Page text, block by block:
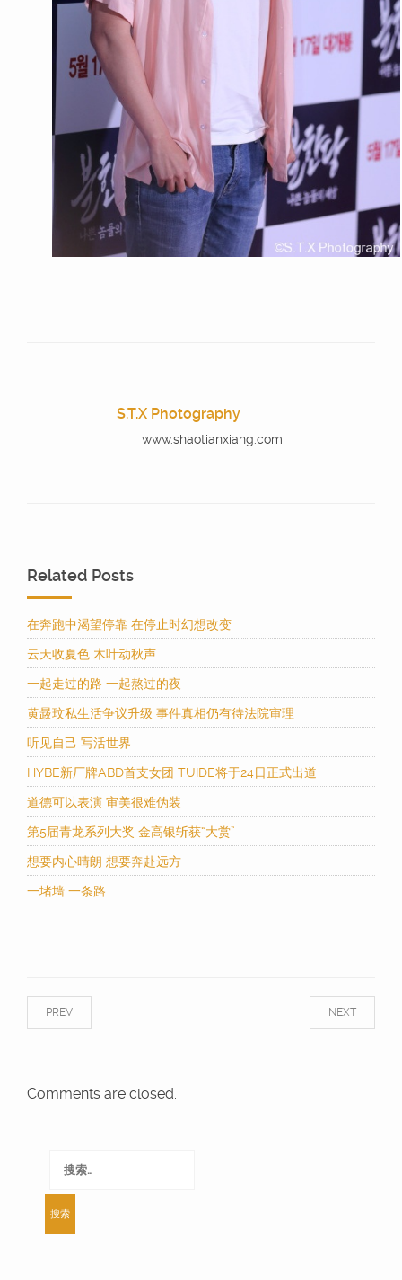
S.T.X Photography
www.shaotianxiang.com
Related Posts
在奔跑中渴望停靠 在停止时幻想改变
云天收夏色 木叶动秋声
一起走过的路 一起熬过的夜
黄晸玟私生活争议升级 事件真相仍有待法院审理
听见自己 写活世界
HYBE新厂牌ABD首支女团 TUIDE将于24日正式出道
道德可以表演 审美很难伪装
第5届青龙系列大奖 金高银斩获“大赏”
想要内心晴朗 想要奔赴远方
一堵墙 一条路
NEXT
PREV
Comments are closed.
索：